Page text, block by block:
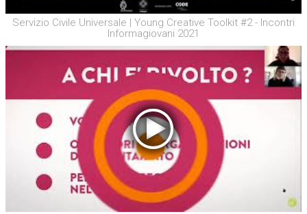
Servizio Civile Universale | Young Creative Toolkit #2 - Incontri
Informagiovani 2021